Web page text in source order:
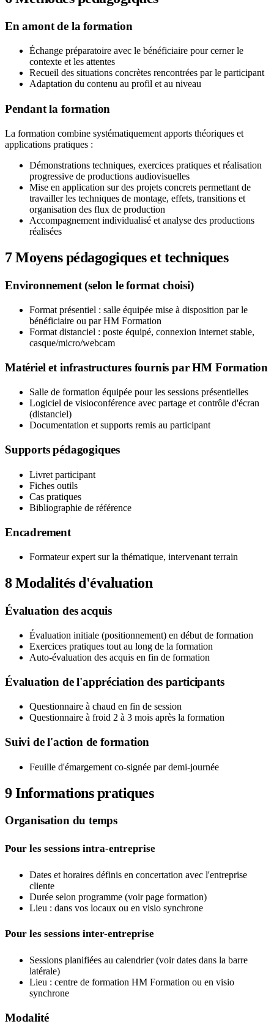
En amont de la formation
Échange préparatoire avec le bénéficiaire pour cerner le
contexte et les attentes
Recueil des situations concrètes rencontrées par le participant
Adaptation du contenu au profil et au niveau
Pendant la formation
La formation combine systématiquement apports théoriques et
applications pratiques :
Démonstrations techniques, exercices pratiques et réalisation
progressive de productions audiovisuelles
Mise en application sur des projets concrets permettant de
travailler les techniques de montage, effets, transitions et
organisation des flux de production
Accompagnement individualisé et analyse des productions
réalisées
7Moyens pédagogiques et techniques
Environnement (selon le format choisi)
Format présentiel : salle équipée mise à disposition par le
bénéficiaire ou par HM Formation
Format distanciel : poste équipé, connexion internet stable,
casque/micro/webcam
Matériel et infrastructures fournis par HM Formation
Salle de formation équipée pour les sessions présentielles
Logiciel de visioconférence avec partage et contrôle d'écran
(distanciel)
Documentation et supports remis au participant
Supports pédagogiques
Livret participant
Fiches outils
Cas pratiques
Bibliographie de référence
Encadrement
Formateur expert sur la thématique, intervenant terrain
8Modalités d'évaluation
Évaluation des acquis
Évaluation initiale (positionnement) en début de formation
Exercices pratiques tout au long de la formation
Auto-évaluation des acquis en fin de formation
Évaluation de l'appréciation des participants
Questionnaire à chaud en fin de session
Questionnaire à froid 2 à 3 mois après la formation
Suivi de l'action de formation
Feuille d'émargement co-signée par demi-journée
9Informations pratiques
Organisation du temps
Pour les sessions intra-entreprise
Dates et horaires définis en concertation avec l'entreprise
cliente
Durée selon programme (voir page formation)
Lieu : dans vos locaux ou en visio synchrone
Pour les sessions inter-entreprise
Sessions planifiées au calendrier (voir dates dans la barre
latérale)
Lieu : centre de formation HM Formation ou en visio
synchrone
Modalité